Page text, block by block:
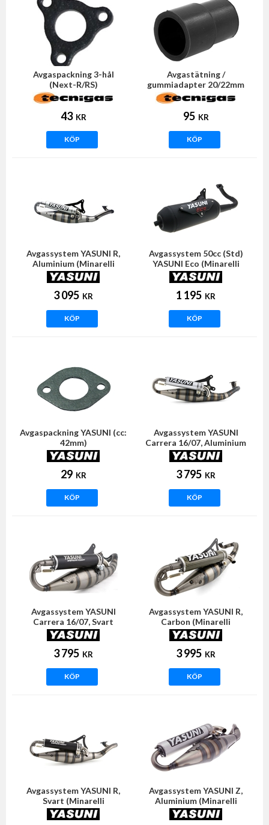
Avgaspackning 3-hål
(Next-R/RS)
43 KR
KÖP
Avgastätning /
gummiadapter 20/22mm
(Tecnigas E-NOX)
95 KR
KÖP
Avgassystem YASUNI R,
Aluminium (Minarelli
horisontell)
3 095 KR
KÖP
Avgassystem 50cc (Std)
YASUNI Eco (Minarelli
horisontell)
1 195 KR
KÖP
Avgaspackning YASUNI (cc:
42mm)
29 KR
KÖP
Avgassystem YASUNI
Carrera 16/07, Aluminium
(Minarelli horisontell)
3 795 KR
KÖP
Avgassystem YASUNI
Carrera 16/07, Svart
(Minarelli horisontell)
3 795 KR
KÖP
Avgassystem YASUNI R,
Carbon (Minarelli
horisontell)
3 995 KR
KÖP
Avgassystem YASUNI R,
Svart (Minarelli
horisontell)
Avgassystem YASUNI Z,
Aluminium (Minarelli
horisontell)